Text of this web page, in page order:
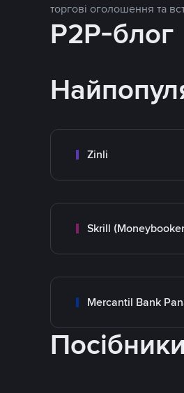
торгові оголошення та
P2P-блог
Zinli
Skrill
Mercantil Bank